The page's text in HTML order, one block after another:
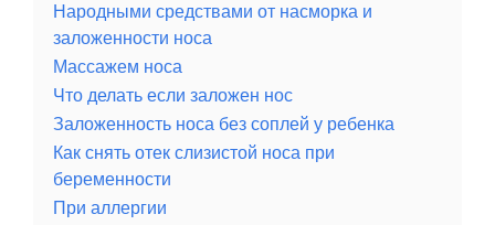
Народными средствами от насморка и
заложенности носа
Массажем носа
Что делать если заложен нос
Заложенность носа без соплей у ребенка
Как снять отек слизистой носа при
беременности
При аллергии